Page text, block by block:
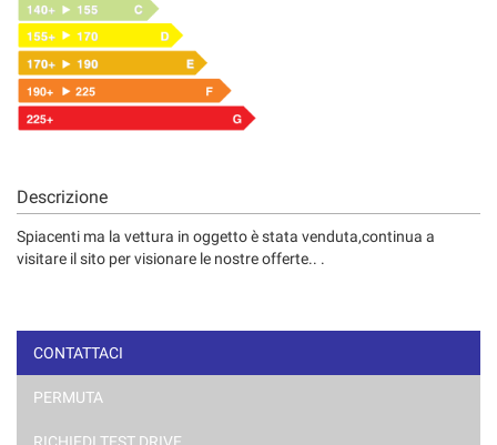
Descrizione
Spiacenti ma la vettura in oggetto è stata venduta,continua a
visitare il sito per visionare le nostre offerte.. .
CONTATTACI
PERMUTA
RICHIEDI TEST DRIVE